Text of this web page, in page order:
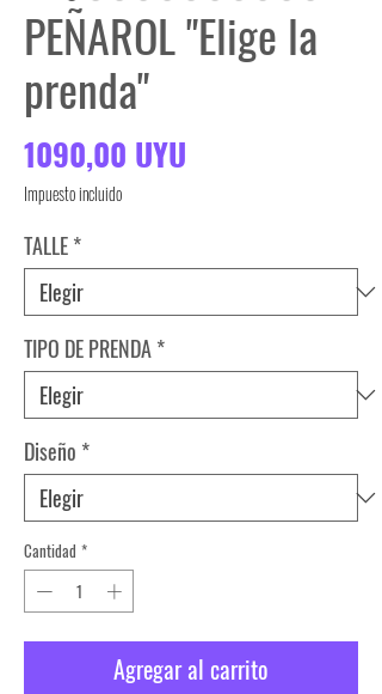
PEÑAROL "Elige la
prenda"
1090,00 UYU
Impuesto incluido
TALLE*
TIPO DE PRENDA*
Diseño *
Cantidad *
Agregar al carrito